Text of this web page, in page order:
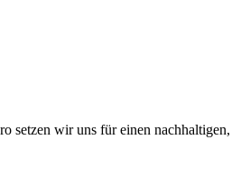
setzen wir uns für einen nachhaltigen,